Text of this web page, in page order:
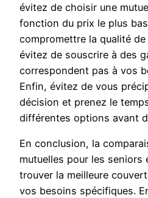
évitez de choisir une
fonction du prix le plus
compromettre la qualité
évitez de souscrire à des
correspondent pas à vos
Enfin, évitez de vous
décision et prenez le
différentes options avant
En conclusion, la
mutuelles pour les seniors
trouver la meilleure
vos besoins spécifiques.